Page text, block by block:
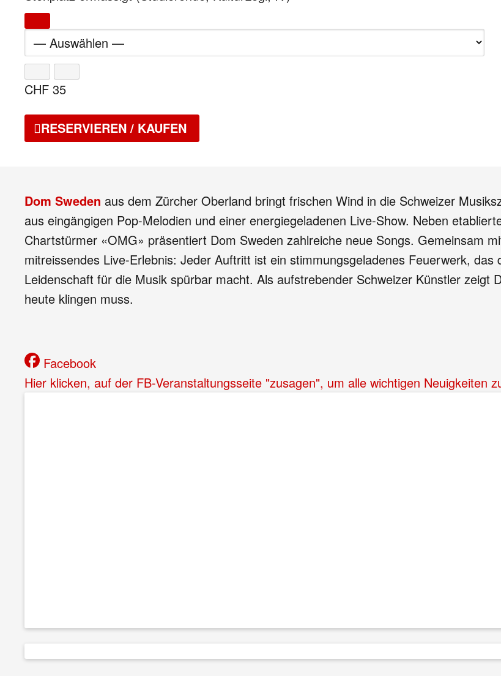
CHF 35
RESERVIEREN / KAUFEN
Dom Sweden aus dem Zürcher Oberland bringt frischen Wind in die Schweizer
aus eingängigen Pop-Melodien und einer energiegeladenen Live-Show. Neben
Chartstürmer «OMG» präsentiert Dom Sweden zahlreiche neue Songs. Gemeinsam
mitreissendes Live-Erlebnis: Jeder Auftritt ist ein stimmungsgeladenes Feuerwerk,
Leidenschaft für die Musik spürbar macht. Als aufstrebender Schweizer Künstler zeigt
heute klingen muss.
Facebook
Hier klicken, auf der FB-Veranstaltungsseite "zusagen", um alle wichtigen Neuigkeiten